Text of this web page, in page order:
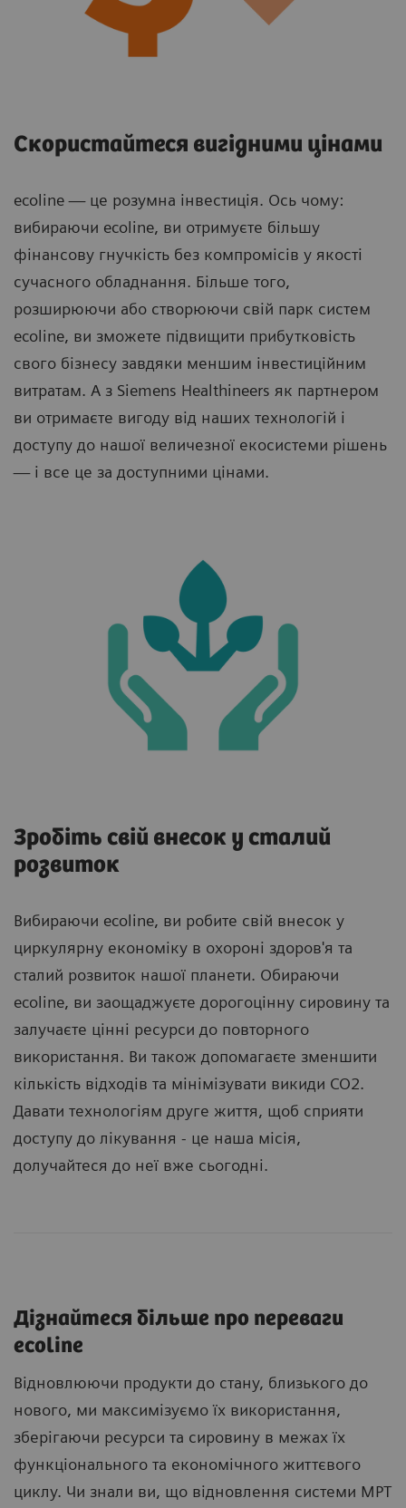
Скористайтеся вигідними цінами
ecoline — це розумна інвестиція. Ось чому:
вибираючи ecoline, ви отримуєте більшу
фінансову гнучкість без компромісів у якості
сучасного обладнання. Більше того,
розширюючи або створюючи свій парк систем
ecoline, ви зможете підвищити прибутковість
свого бізнесу завдяки меншим інвестиційним
витратам. А з Siemens Healthineers як партнером
ви отримаєте вигоду від наших технологій і
доступу до нашої величезної екосистеми рішень
— і все це за доступними цінами.
Зробіть свій внесок у сталий
розвиток
Вибираючи ecoline, ви робите свій внесок у
циркулярну економіку в охороні здоров'я та
сталий розвиток нашої планети. Обираючи
ecoline, ви заощаджуєте дорогоцінну сировину та
залучаєте цінні ресурси до повторного
використання. Ви також допомагаєте зменшити
кількість відходів та мінімізувати викиди CO2.
Давати технологіям друге життя, щоб сприяти
доступу до лікування - це наша місія,
долучайтеся до неї вже сьогодні.
Дізнайтеся більше про переваги
ecoline
Відновлюючи продукти до стану, близького до
нового, ми максимізуємо їх використання,
зберігаючи ресурси та сировину в межах їх
функціонального та економічного життєвого
циклу. Чи знали ви, що відновлення системи МРТ